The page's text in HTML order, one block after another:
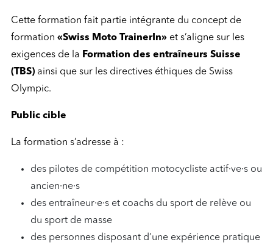
Cette formation fait partie intégrante du concept de
formation «Swiss Moto TrainerIn» et s’aligne sur les
exigences de la Formation des entraîneurs Suisse
(TBS) ainsi que sur les directives éthiques de Swiss
Olympic.
Public cible
La formation s’adresse à :
des pilotes de compétition motocycliste actif·ve·s ou
ancien·ne·s
des entraîneur·e·s et coachs du sport de relève ou
du sport de masse
des personnes disposant d’une expérience pratique